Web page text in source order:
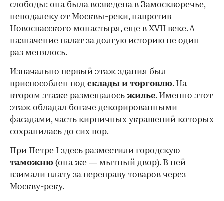
слободы: она была возведена в Замоскворечье,
неподалеку от Москвы-реки, напротив
Новоспасского монастыря, еще в XVII веке. А
назначение палат за долгую историю не один
раз менялось.
Изначально первый этаж здания был
приспособлен под склады и торговлю. На
втором этаже размещалось жилье. Именно этот
этаж обладал богаче декорированными
фасадами, часть кирпичных украшений которых
сохранилась до сих пор.
При Петре I здесь разместили городскую
таможню (она же — мытный двор). В ней
взимали плату за переправу товаров через
Москву-реку.